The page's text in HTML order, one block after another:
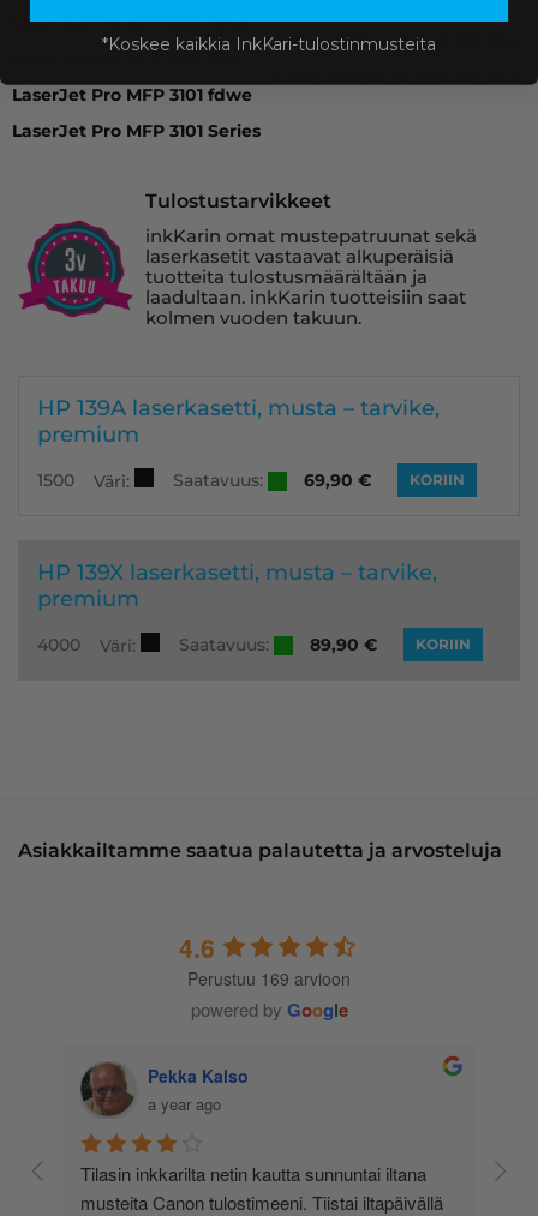
LaserJet Pro MFP 3101 fdne
LaserJet Pro MFP 3101 fdwe
LaserJet Pro MFP 3101 Series
Series
LaserJet Pro MFP M 332 fdw
Tulostustarvikkeet
inkKarin omat mustepatruunat sekä
laserkasetit vastaavat alkuperäisiä
tuotteita tulostusmäärältään ja
laadultaan. inkKarin tuotteisiin saat
kolmen vuoden takuun.
HP 139A laserkasetti, musta – tarvike,
premium
1500 Väri: Saatavuus: 69,90 € KORIIN
HP 139X laserkasetti, musta – tarvike,
premium
4000 Väri: Saatavuus: 89,90 € KORIIN
Asiakkailtamme saatua palautetta ja arvosteluja
4.6
Perustuu 169 arvioon
powered by Google
sunnuntai iltana
Tiistai iltapäivällä
Marko Vettenranta
Tein jokunen vuosi sitten hintavertailua
toimittajien kesken, ja totesin Inkkarin
*Koskee kaikkia InkKari-tulostinmusteita